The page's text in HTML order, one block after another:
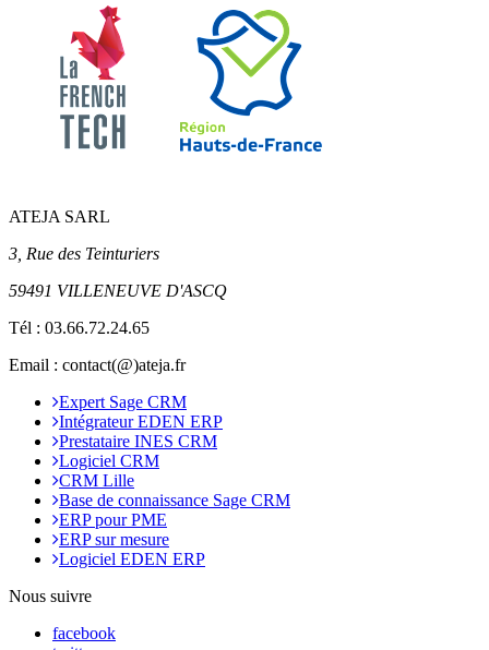
ATEJA SARL
3, Rue des Teinturiers
59491 VILLENEUVE D'ASCQ
Tél : 03.66.72.24.65
Email : contact(@)ateja.fr
Expert Sage CRM
Intégrateur EDEN ERP
Prestataire INES CRM
Logiciel CRM
CRM Lille
Base de connaissance Sage CRM
ERP pour PME
ERP sur mesure
Logiciel EDEN ERP
Nous suivre
facebook